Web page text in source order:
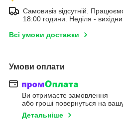
Самовивіз відсутній.
18:00 години. Неділя -
Всі умови доставки
Умови оплати
Ви отримаєте замовлення
або гроші повернуться на
Детальніше